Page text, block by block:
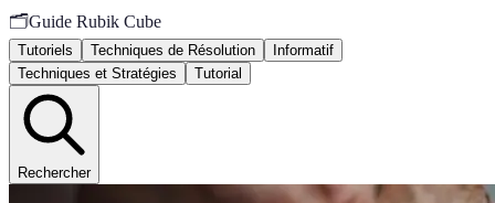
🗂️Guide Rubik Cube
Tutoriels Techniques de Résolution
Informatif
Techniques et Stratégies
Tutorial
Rechercher